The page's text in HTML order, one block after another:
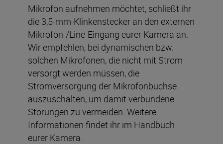
Mikrofon aufnehmen möchtet, schließt ihr
die 3,5-mm-Klinkenstecker an den externen
Mikrofon-/Line-Eingang eurer Kamera an.
Wir empfehlen, bei dynamischen bzw.
solchen Mikrofonen, die nicht mit Strom
versorgt werden müssen, die
Stromversorgung der Mikrofonbuchse
auszuschalten, um damit verbundene
Störungen zu vermeiden. Weitere
Informationen findet ihr im Handbuch
eurer Kamera.